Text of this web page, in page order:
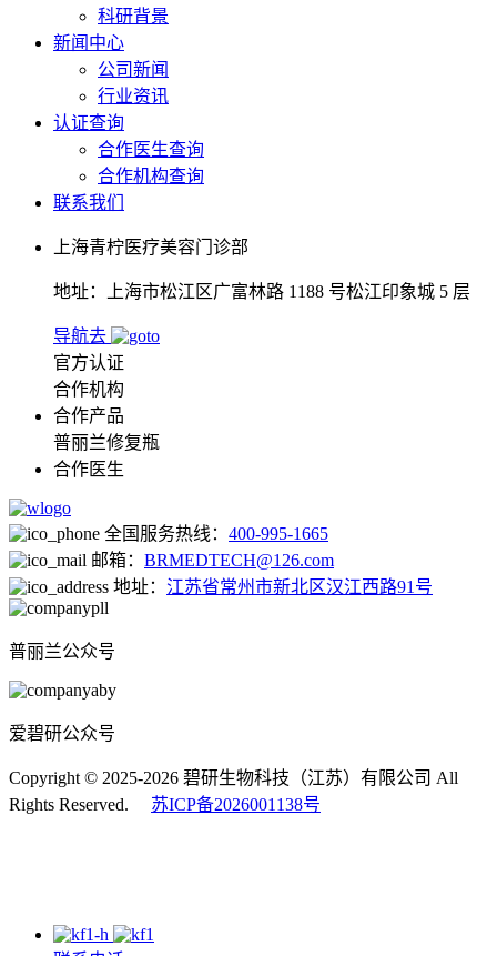
科研背景
新闻中心
公司新闻
行业资讯
认证查询
合作医生查询
合作机构查询
联系我们
上海青柠医疗美容门诊部
地址：上海市松江区广富林路 1188 号松江印象城 5 层
导航去
官方认证
合作机构
合作产品
普丽兰修复瓶
合作医生
全国服务热线： 400-995-1665
邮箱： BRMEDTECH@126.com
地址： 江苏省常州市新北区汉江西路91号
普丽兰公众号
爱碧研公众号
Copyright © 2025-2026 碧研生物科技（江苏）有限公司 All
Rights Reserved. 苏ICP备2026001138号